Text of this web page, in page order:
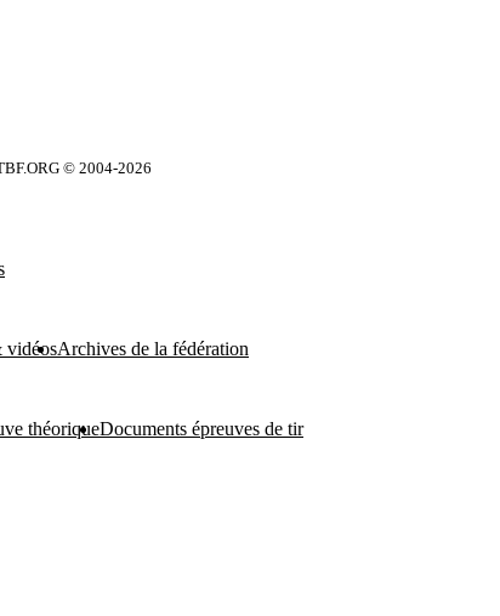
vidéosArchives de la fédération
théoriqueDocuments épreuves de tir
© 2004-2026